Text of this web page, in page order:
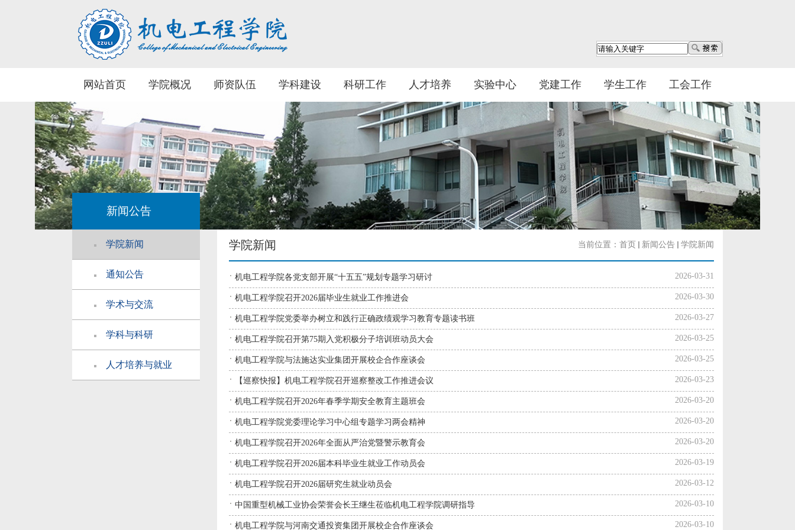
网站首页 学院概况 师资队伍 学科建设 科研工作 人才培养 实验中心 党建工作 学生工作 工会工作
新闻公告
学院新闻
通知公告
学术与交流
学科与科研
人才培养与就业
学院新闻 当前位置： 首页 新闻公告 学院新闻
机电工程学院各党支部开展“十五五”规划专题学习研讨 2026-03-31
机电工程学院召开2026届毕业生就业工作推进会 2026-03-30
机电工程学院党委举办树立和践行正确政绩观学习教育专题读书班 2026-03-27
机电工程学院召开第75期入党积极分子培训班动员大会 2026-03-25
机电工程学院与法施达实业集团开展校企合作座谈会 2026-03-25
【巡察快报】机电工程学院召开巡察整改工作推进会议 2026-03-23
机电工程学院召开2026年春季学期安全教育主题班会 2026-03-20
机电工程学院党委理论学习中心组专题学习两会精神 2026-03-20
机电工程学院召开2026年全面从严治党暨警示教育会 2026-03-20
机电工程学院召开2026届本科毕业生就业工作动员会 2026-03-19
机电工程学院召开2026届研究生就业动员会 2026-03-12
中国重型机械工业协会荣誉会长王继生莅临机电工程学院调研指导 2026-03-10
机电工程学院与河南交通投资集团开展校企合作座谈会 2026-03-10